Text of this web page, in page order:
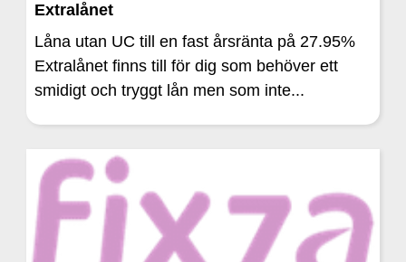
Extralånet
Låna utan UC till en fast årsränta på 27.95%
Extralånet finns till för dig som behöver ett
smidigt och tryggt lån men som inte...